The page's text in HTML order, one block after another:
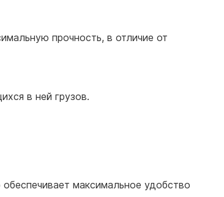
прочность, в отличие от
в ней грузов.
максимальное удобство